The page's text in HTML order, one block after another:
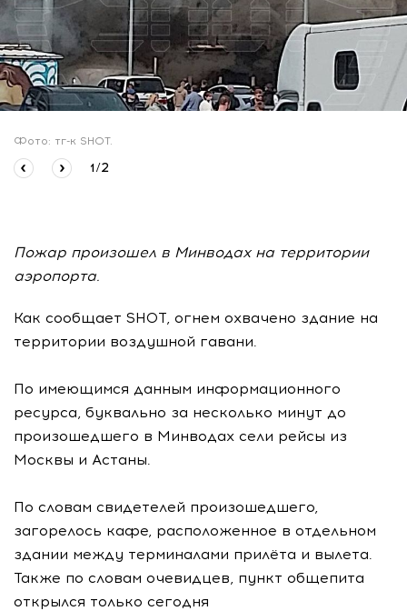
Фото: тг-к SHOT.
1/2
Пожар произошел в Минводах на территории
аэропорта.
Как сообщает SHOT, огнем охвачено здание на
территории воздушной гавани.
По имеющимся данным информационного
ресурса, буквально за несколько минут до
произошедшего в Минводах сели рейсы из
Москвы и Астаны.
По словам свидетелей произошедшего,
загорелось кафе, расположенное в отдельном
здании между терминалами прилёта и вылета.
Также по словам очевидцев, пункт общепита
открылся только сегодня